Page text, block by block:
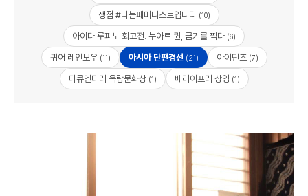
쟁점 #나는페미니스트입니다(10)
아이다 루피노 회고전: 누아르 퀸, 금기를 찍다 (6)
퀴어 레인보우(11) 아시아 단편경선 (21) 아이틴즈(7)
다큐멘터리 옥랑문화상(1) 배리어프리 상영 (1)